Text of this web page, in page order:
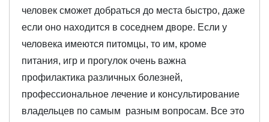
человек сможет добраться до места быстро, даже
если оно находится в соседнем дворе. Если у
человека имеются питомцы, то им, кроме
питания, игр и прогулок очень важна
профилактика различных болезней,
профессиональное лечение и консультирование
владельцев по самым разным вопросам. Все это